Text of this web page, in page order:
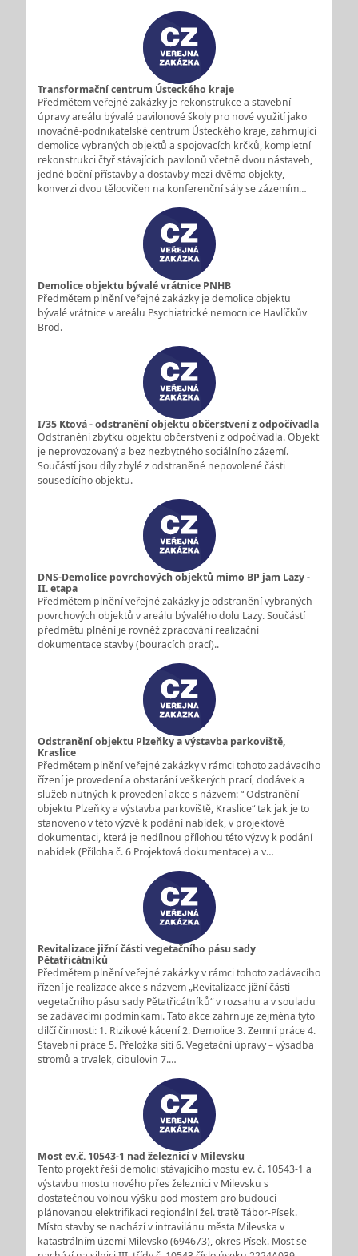
Transformační centrum Ústeckého kraje
Předmětem veřejné zakázky je rekonstrukce a stavební
úpravy areálu bývalé pavilonové školy pro nové využití jako
inovačně-podnikatelské centrum Ústeckého kraje, zahrnující
demolice vybraných objektů a spojovacích krčků, kompletní
rekonstrukci čtyř stávajících pavilonů včetně dvou nástaveb,
jedné boční přístavby a dostavby mezi dvěma objekty,
konverzi dvou tělocvičen na konferenční sály se zázemím…
Demolice objektu bývalé vrátnice PNHB
Předmětem plnění veřejné zakázky je demolice objektu
bývalé vrátnice v areálu Psychiatrické nemocnice Havlíčkův
Brod.
I/35 Ktová - odstranění objektu občerstvení z odpočívadla
Odstranění zbytku objektu občerstvení z odpočívadla. Objekt
je neprovozovaný a bez nezbytného sociálního zázemí.
Součástí jsou díly zbylé z odstraněné nepovolené části
sousedícího objektu.
DNS-Demolice povrchových objektů mimo BP jam Lazy -
II. etapa
Předmětem plnění veřejné zakázky je odstranění vybraných
povrchových objektů v areálu bývalého dolu Lazy. Součástí
předmětu plnění je rovněž zpracování realizační
dokumentace stavby (bouracích prací)..
Odstranění objektu Plzeňky a výstavba parkoviště,
Kraslice
Předmětem plnění veřejné zakázky v rámci tohoto zadávacího
řízení je provedení a obstarání veškerých prací, dodávek a
služeb nutných k provedení akce s názvem: “ Odstranění
objektu Plzeňky a výstavba parkoviště, Kraslice“ tak jak je to
stanoveno v této výzvě k podání nabídek, v projektové
dokumentaci, která je nedílnou přílohou této výzvy k podání
nabídek (Příloha č. 6 Projektová dokumentace) a v…
Revitalizace jižní části vegetačního pásu sady
Pětatřicátníků
Předmětem plnění veřejné zakázky v rámci tohoto zadávacího
řízení je realizace akce s názvem „Revitalizace jižní části
vegetačního pásu sady Pětatřicátníků“ v rozsahu a v souladu
se zadávacími podmínkami. Tato akce zahrnuje zejména tyto
dílčí činnosti: 1. Rizikové kácení 2. Demolice 3. Zemní práce 4.
Stavební práce 5. Přeložka sítí 6. Vegetační úpravy – výsadba
stromů a trvalek, cibulovin 7.…
Most ev.č. 10543-1 nad železnicí v Milevsku
Tento projekt řeší demolici stávajícího mostu ev. č. 10543-1 a
výstavbu mostu nového přes železnici v Milevsku s
dostatečnou volnou výšku pod mostem pro budoucí
plánovanou elektrifikaci regionální žel. tratě Tábor-Písek.
Místo stavby se nachází v intravilánu města Milevska v
katastrálním území Milevsko (694673), okres Písek. Most se